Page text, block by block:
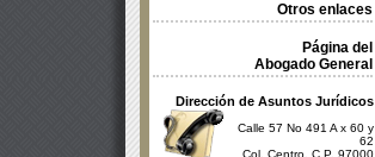
Otros enlaces
Página del
Abogado General
Dirección de Asuntos Jurídicos
Calle 57 No 491 A x 60 y
62
Col. Centro, C.P. 97000